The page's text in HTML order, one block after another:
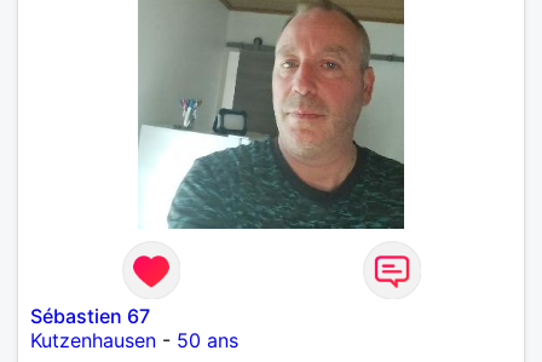
Sébastien 67
Kutzenhausen - 50 ans